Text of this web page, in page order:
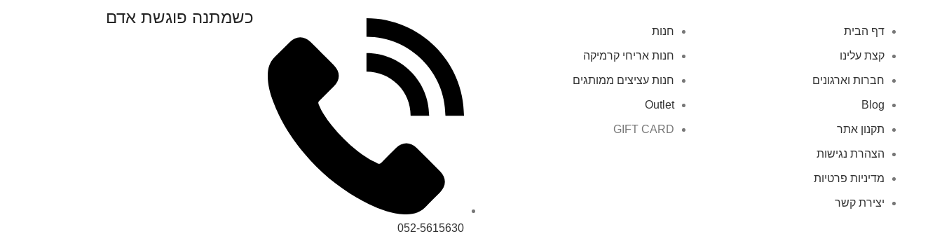
דף הבית
קצת עלינו
חברות וארגונים
Blog
תקנון אתר
הצהרת נגישות
מדיניות פרטיות
יצירת קשר
חנות
חנות אריחי קרמיקה
חנות עציצים ממותגים
Outlet
GIFT CARD
052-5615630
כשמתנה פוגשת אדם